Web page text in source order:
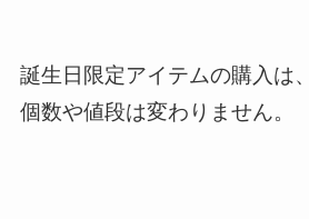
誕生日限定アイテムの購入は
個数や値段は変わりません。